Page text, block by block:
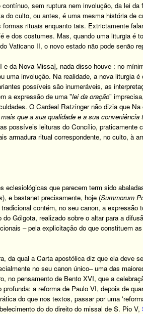
sem ruptura nem involução, da lei da
do culto, ou antes, é uma mesma história de
rituais enquanto tais. Extrictamente
e dos costumes. Mas, quando uma liturgia é
Vaticano II, o novo estado não pode senão
da Nova Missa], nada disso houve : no
uma involução. Na realidade, a nova liturgiaé
possíveis são inumeráveis, as
a expressão de uma "lei da oração"
. O Cardeal Ratzinger não diziaque Na
que a sua qualidade e a sua
possíveis leituras do Concílio, praticamente
armadura ritual correspondente, no culto, à
eclesiológicas que parecem term sido
), e bastanet precisamente, hoje (Summorum
contém, no seu canon, a expressão
Gólgota, realizado sobre o altar para a
–pela explicitação do que constituem
da qual a Carta apostólica diz que ela deve
no seu canon único–uma das
no pensamento de Bento XVI, que a
a reforma de Paulo VI, depois de
do que nos textos, passar por uma
do do direito do missal de S. Pio V,